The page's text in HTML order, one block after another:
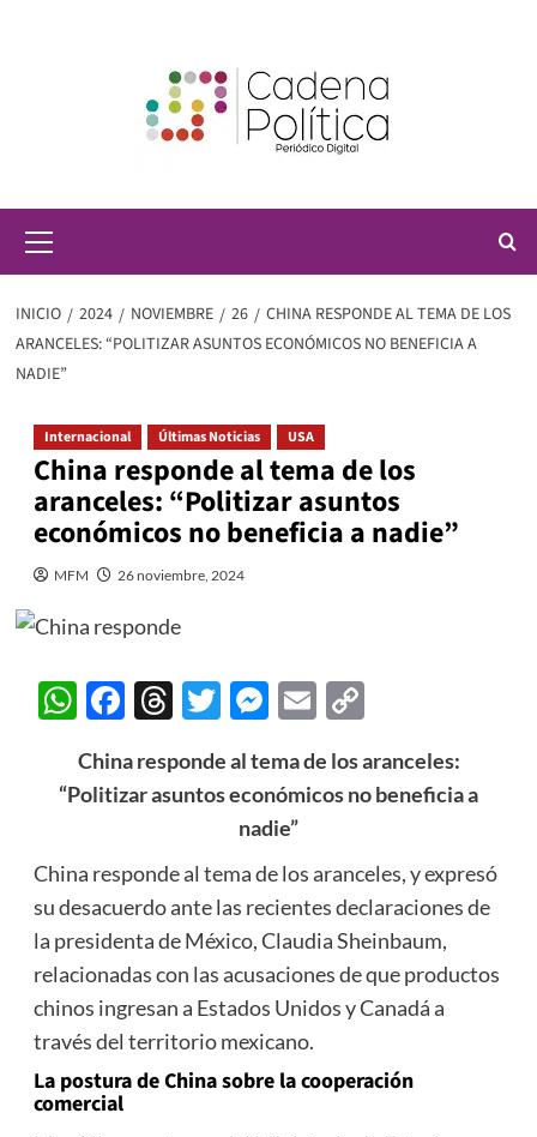
principal
INICIO 2024 NOVIEMBRE 26
CHINA RESPONDE AL TEMA DE LOS
ARANCELES: “POLITIZAR ASUNTOS ECONÓMICOS NO BENEFICIA A
NADIE”
Internacional Últimas Noticias USA
China responde al tema de los
aranceles: “Politizar asuntos
económicos no beneficia a nadie”
MFM 26 noviembre, 2024
WhatsApp
Facebook
Threads
Twitter
Messenger
EmailCopy
China responde al tema de los aranceles:
“Politizar asuntos económicos no beneficia a
nadie”
China responde al tema de los aranceles, y expresó
su desacuerdo ante las recientes declaraciones de
la presidenta de México, Claudia Sheinbaum,
relacionadas con las acusaciones de que productos
chinos ingresan a Estados Unidos y Canadá a
través del territorio mexicano.
La postura de China sobre la cooperación
comercial